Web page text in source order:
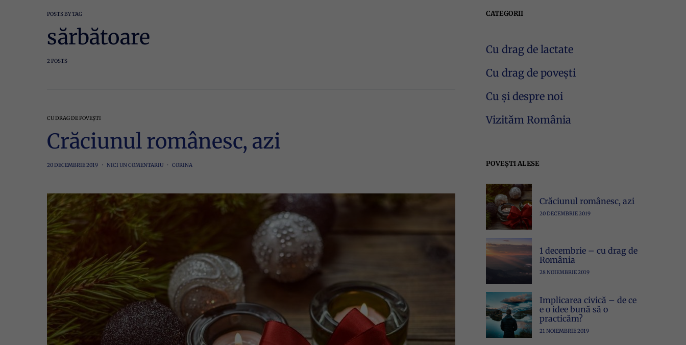
POSTS BY TAG
sărbătoare
2 POSTS
CU DRAG DE POVEȘTI
Crăciunul românesc, azi
20 DECEMBRIE 2019 NICI UN COMENTARIU CORINA
CATEGORII
Cu drag de lactate
Cu drag de povești
Cu și despre noi
Vizităm România
POVEȘTI ALESE
Crăciunul românesc, azi
20 DECEMBRIE 2019
1 decembrie – cu drag de
România
28 NOIEMBRIE 2019
Implicarea civică – de ce
e o idee bună să o
practicăm?
21 NOIEMBRIE 2019